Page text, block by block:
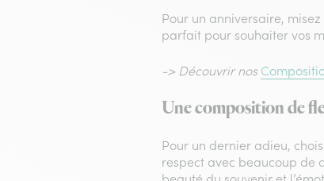
Pour un anniversaire, misez
parfait pour souhaiter vos
-> Découvrir nos
Une composition de
Pour un dernier adieu,
respect avec beaucoup de